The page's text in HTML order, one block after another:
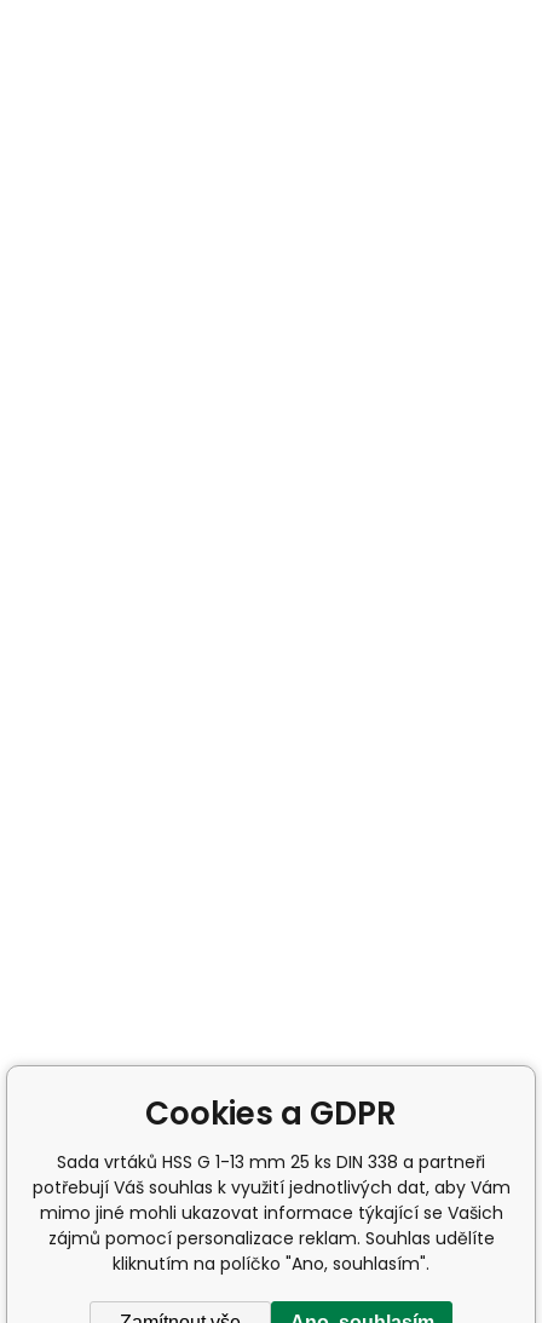
Cookies a GDPR
Sada vrtáků HSS G 1-13 mm 25 ks DIN 338 a partneři
potřebují Váš souhlas k využití jednotlivých dat, aby Vám
mimo jiné mohli ukazovat informace týkající se Vašich
zájmů pomocí personalizace reklam. Souhlas udělíte
kliknutím na políčko "Ano, souhlasím".